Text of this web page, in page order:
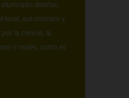
diseñar,
local, autonómico y
la ciencia, la
y reales, como es